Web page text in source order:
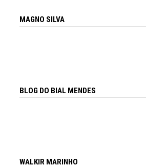
MAGNO SILVA
BLOG DO BIAL MENDES
WALKIR MARINHO